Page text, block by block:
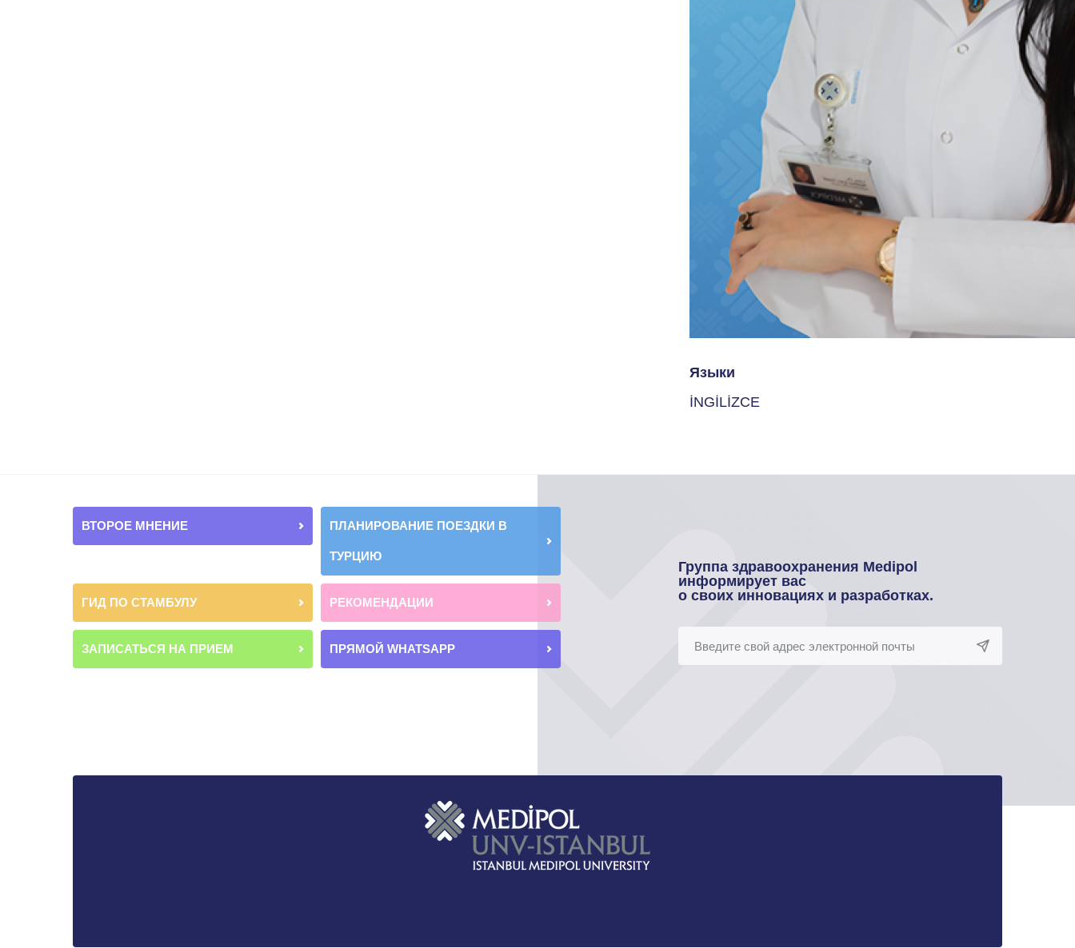
Языки
İNGİLİZCE
ВТОРОЕ МНЕНИЕ ПЛАНИРОВАНИЕ ПОЕЗДКИ В
ТУРЦИЮ
ГИД ПО СТАМБУЛУ РЕКОМЕНДАЦИИ
ЗАПИСАТЬСЯ НА ПРИЕМ ПРЯМОЙ WHATSAPP
Группа здравоохранения Medipol
информирует вас
о своих инновациях и разработках.